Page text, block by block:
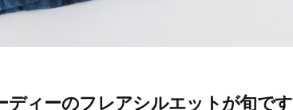
ィーのフレアシルエットが旬です